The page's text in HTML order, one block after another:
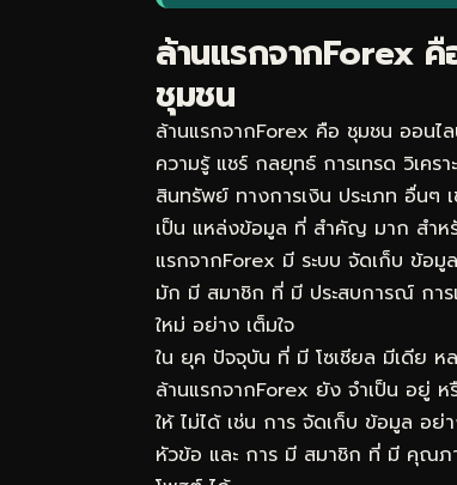
ล้านแรกจากForex คื
ชุมชน
ล้านแรกจากForex คือ ชุมชน ออนไ
ความรู้ แชร์ กลยุทธ์ การเทรด วิเค
สินทรัพย์ ทางการเงิน ประเภท อื่น
เป็น แหล่งข้อมูล ที่ สำคัญ มาก สำห
แรกจากForex มี ระบบ จัดเก็บ ข้อ
มัก มี สมาชิก ที่ มี ประสบการณ์ กา
ใหม่ อย่าง เต็มใจ
ใน ยุค ปัจจุบัน ที่ มี โซเชียล มีเดีย
ล้านแรกจากForex ยัง จำเป็น อยู่
ให้ ไม่ได้ เช่น การ จัดเก็บ ข้อมูล อ
หัวข้อ และ การ มี สมาชิก ที่ มี คุณภ